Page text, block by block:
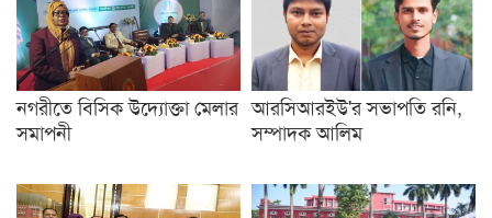
নগরীতে বিসিক উদ্যোক্তা মেলার
সমাপনী
আরসিআরইউ'র সভাপতি রনি,
সম্পাদক আলিম